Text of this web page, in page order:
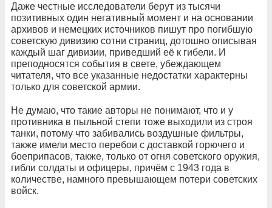
Даже честные исследователи берут из тысячи
позитивных один негативный момент и на основании
архивов и немецких источников пишут про погибшую
советскую дивизию сотни страниц, дотошно описывая
каждый шаг дивизии, приведший её к гибели. И
преподносятся события в свете, убеждающем
читателя, что все указанные недостатки характерны
только для советской армии.
Не думаю, что такие авторы не понимают, что и у
противника в пыльной степи тоже выходили из строя
танки, потому что забивались воздушные фильтры,
также имели место перебои с доставкой горючего и
боеприпасов, также, только от огня советского оружия,
гибли солдаты и офицеры, причём с 1943 года в
количестве, намного превышающем потери советских
войск.